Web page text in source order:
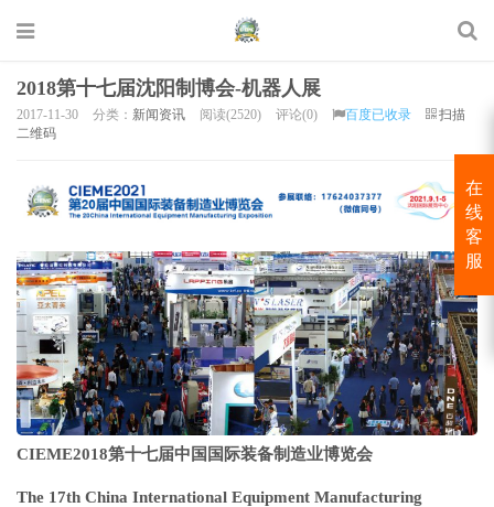
2018第十七届沈阳制博会-机器人展
2017-11-30 分类： 新闻资讯 阅读(2520) 评论(0) 百度已收录
扫描
二维码
CIEME2018第十七届中国国际装备制造业博览会
The 17th China International Equipment Manufacturing
在
线
客
服